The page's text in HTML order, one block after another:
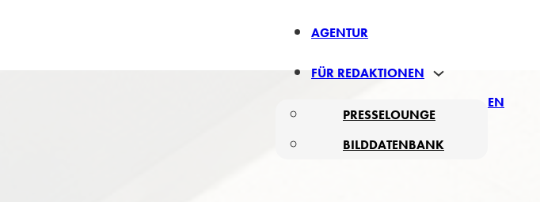
AGENTUR
FÜR REDAKTIONEN
PRESSELOUNGE
BILDDATENBANK
EN